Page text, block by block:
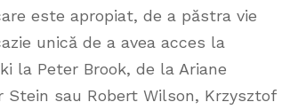
este apropiat, de a păstra vie
unică de a avea acces la
la Peter Brook, de la Ariane
Stein sau Robert Wilson, Krzysztof